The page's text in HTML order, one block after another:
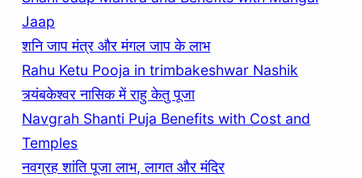
Jaap
शनि जाप मंत्र और मंगल जाप के लाभ
Rahu Ketu Pooja in trimbakeshwar Nashik
त्र्यंबकेश्वर नासिक में राहु केतु पूजा
Navgrah Shanti Puja Benefits with Cost and
Temples
नवग्रह शांति पूजा लाभ, लागत और मंदिर